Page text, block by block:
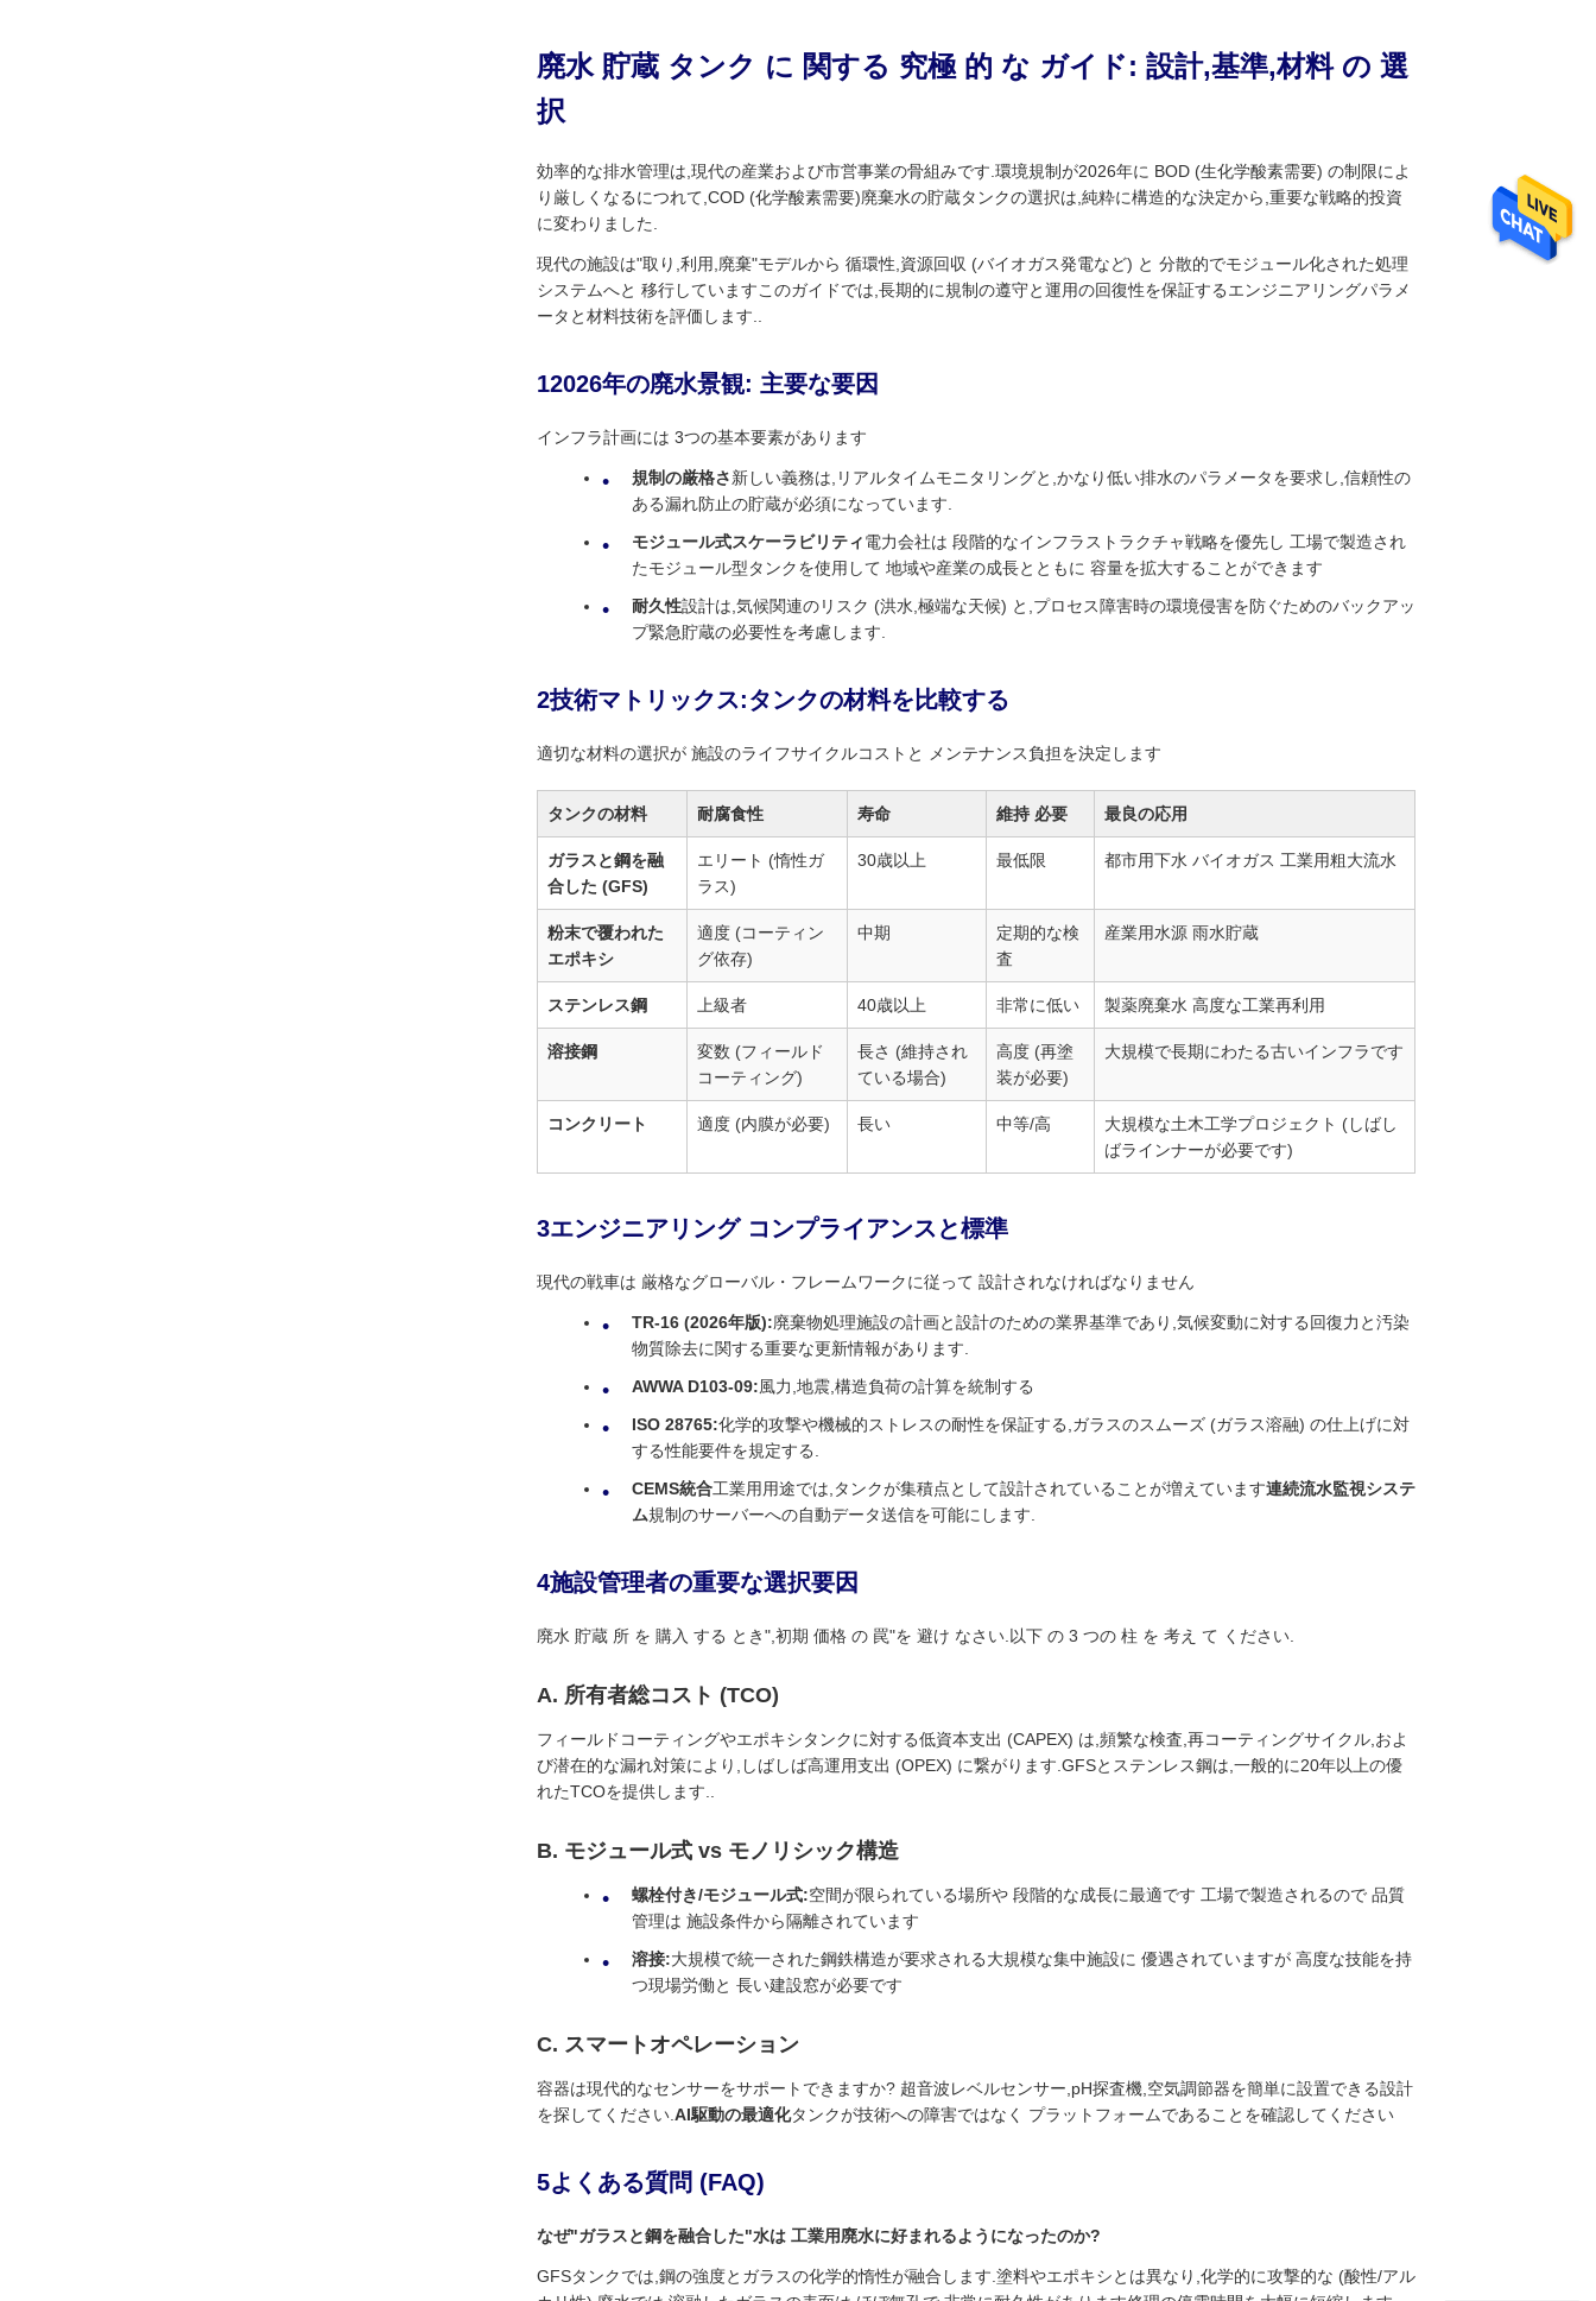
廃水 貯蔵 タンク に 関する 究極 的 な ガイド: 設計,基準,材料 の 選
択
効率的な排水管理は,現代の産業および市営事業の骨組みです.環境規制が2026年に BOD (生化学酸素需要) の制限によ
り厳しくなるにつれて,COD (化学酸素需要)廃棄水の貯蔵タンクの選択は,純粋に構造的な決定から,重要な戦略的投資
に変わりました.
現代の施設は"取り,利用,廃棄"モデルから 循環性,資源回収 (バイオガス発電など) と 分散的でモジュール化された処理
システムへと 移行していますこのガイドでは,長期的に規制の遵守と運用の回復性を保証するエンジニアリングパラメ
ータと材料技術を評価します..
12026年の廃水景観: 主要な要因
インフラ計画には 3つの基本要素があります
規制の厳格さ新しい義務は,リアルタイムモニタリングと,かなり低い排水のパラメータを要求し,信頼性の
ある漏れ防止の貯蔵が必須になっています.
モジュール式スケーラビリティ電力会社は 段階的なインフラストラクチャ戦略を優先し 工場で製造され
たモジュール型タンクを使用して 地域や産業の成長とともに 容量を拡大することができます
耐久性設計は,気候関連のリスク (洪水,極端な天候) と,プロセス障害時の環境侵害を防ぐためのバックアッ
プ緊急貯蔵の必要性を考慮します.
2技術マトリックス:タンクの材料を比較する
適切な材料の選択が 施設のライフサイクルコストと メンテナンス負担を決定します
タンクの材料 耐腐食性 寿命 維持 必要 最良の応用
ガラスと鋼を融
合した (GFS)
エリート (惰性ガ
ラス)
30歳以上 最低限 都市用下水 バイオガス 工業用粗大流水
粉末で覆われた
エポキシ
適度 (コーティン
グ依存)
中期
定期的な検
査
産業用水源 雨水貯蔵
ステンレス鋼 上級者 40歳以上 非常に低い 製薬廃棄水 高度な工業再利用
溶接鋼
変数 (フィールド
コーティング)
長さ (維持され
ている場合)
高度 (再塗
装が必要)
大規模で長期にわたる古いインフラです
コンクリート 適度 (内膜が必要) 長い 中等/高
大規模な土木工学プロジェクト (しばし
ばラインナーが必要です)
3エンジニアリング コンプライアンスと標準
現代の戦車は 厳格なグローバル・フレームワークに従って 設計されなければなりません
TR-16 (2026年版):廃棄物処理施設の計画と設計のための業界基準であり,気候変動に対する回復力と汚染
物質除去に関する重要な更新情報があります.
AWWA D103-09: 風力,地震,構造負荷の計算を統制する
ISO 28765:化学的攻撃や機械的ストレスの耐性を保証する,ガラスのスムーズ (ガラス溶融) の仕上げに対
する性能要件を規定する.
CEMS統合工業用用途では,タンクが集積点として設計されていることが増えています連続流水監視システ
ム規制のサーバーへの自動データ送信を可能にします.
4施設管理者の重要な選択要因
廃水 貯蔵 所 を 購入 する とき",初期 価格 の 罠"を 避け なさい.以下 の 3 つの 柱 を 考え て ください.
A. 所有者総コスト (TCO)
フィールドコーティングやエポキシタンクに対する低資本支出 (CAPEX) は,頻繁な検査,再コーティングサイクル,およ
び潜在的な漏れ対策により,しばしば高運用支出 (OPEX) に繋がります.GFSとステンレス鋼は,一般的に20年以上の優
れたTCOを提供します..
B. モジュール式 vs モノリシック構造
螺栓付き/モジュール式:空間が限られている場所や 段階的な成長に最適です 工場で製造されるので 品質
管理は 施設条件から隔離されています
溶接:大規模で統一された鋼鉄構造が要求される大規模な集中施設に 優遇されていますが 高度な技能を持
つ現場労働と 長い建設窓が必要です
C. スマートオペレーション
容器は現代的なセンサーをサポートできますか? 超音波レベルセンサー,pH探査機,空気調節器を簡単に設置できる設計
を探してください. AI駆動の最適化タンクが技術への障害ではなく プラットフォームであることを確認してください
5よくある質問 (FAQ)
なぜ"ガラスと鋼を融合した"水は 工業用廃水に好まれるようになったのか?
GFSタンクでは,鋼の強度とガラスの化学的惰性が融合します.塗料やエポキシとは異なり,化学的に攻撃的な (酸性/アル